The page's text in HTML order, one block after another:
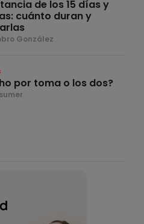
de los 15 días y
cuánto duran y
González
por toma o los dos?